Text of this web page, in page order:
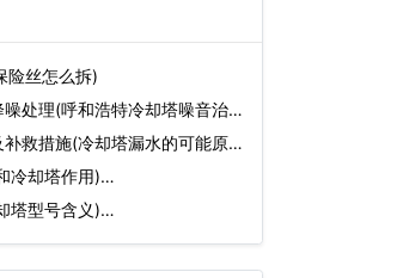
险丝怎么拆)
处理(呼和浩特冷却塔噪音治
救措施(冷却塔漏水的可能原
冷却塔作用)…
塔型号含义)…